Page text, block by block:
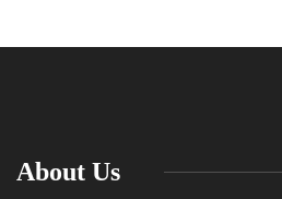
About Us